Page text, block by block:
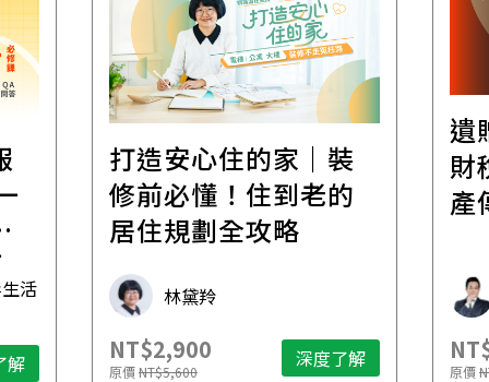
活
解
打造安心住的家｜裝
修前必懂！住到老的
居住規劃全攻略
林黛羚
NT$2,900
原價NT$5,600 深度了解
遺
財
產
原價